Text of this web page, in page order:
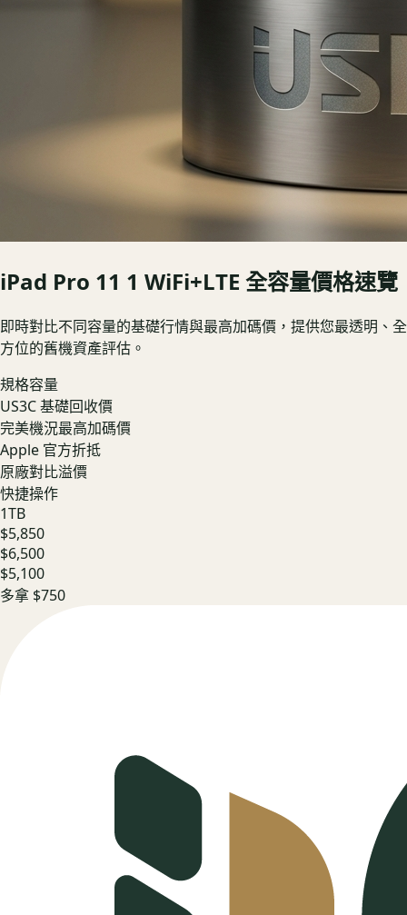
iPad Pro 11 1 WiFi+LTE 全容量價格速覽
即時對比不同容量的基礎行情與最高加碼價，提供您最透明、全
方位的舊機資產評估。
規格容量
US3C 基礎回收價
完美機況最高加碼價
Apple 官方折抵
原廠對比溢價
快捷操作
1TB
$5,850
$6,500
$5,100
多拿 $750